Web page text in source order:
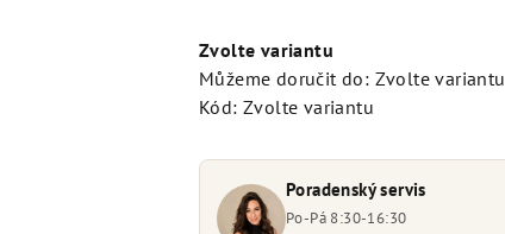
cena:
Zvolte variantu
Můžeme doručit do: Zvolte variantu
Kód: Zvolte variantu
Poradenský servis
Po-Pá 8:30-16:30